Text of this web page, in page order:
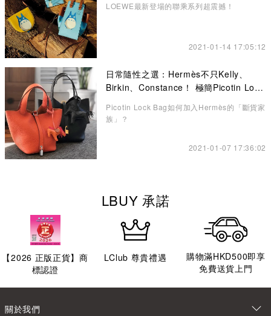
LOEWE最新登場的聯乘系列超震撼！
2021-01-14 17:05:12
日常隨性之選：Hermès不只Kelly、
Birkin、Constance！ 極簡Picotin Lock
Picotin Lock Bag如何加入Hermès的「斷貨家
族」？
2021-01-07 17:36:02
LBUY 承諾
【2026 正版正貨】商
標認證
LClub 尊貴禮遇
購物滿HKD500即享
免費送貨上門
關於我們